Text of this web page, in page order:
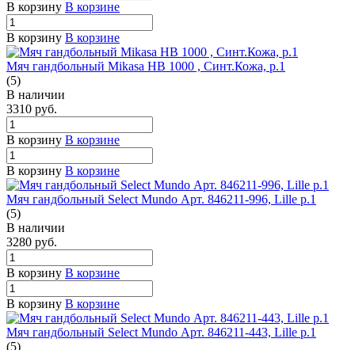
В корзину В корзине
В корзину В корзине
Мяч гандбольный Mikasa HB 1000 , Синт.Кожа, р.1
(5)
В наличии
3310 руб.
В корзину В корзине
В корзину В корзине
Мяч гандбольный Select Mundo Арт. 846211-996, Lille р.1
(5)
В наличии
3280 руб.
В корзину В корзине
В корзину В корзине
Мяч гандбольный Select Mundo Арт. 846211-443, Lille р.1
(5)